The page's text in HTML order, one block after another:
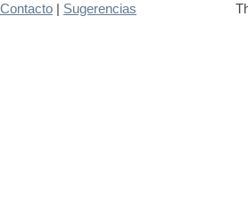
Contacto | Sugerencias